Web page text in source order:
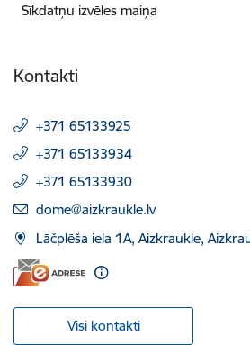
Sīkdatņu izvēles maiņa
Kontakti
+371 65133925
+371 65133934
+371 65133930
E-pasts:
dome@aizkraukle.lv
Lāčplēša iela 1A, Aizkraukle,
Visi kontakti